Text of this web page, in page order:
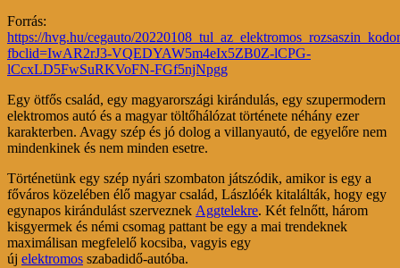
Forrás:
https://hvg.hu/cegauto/
fbclid=IwAR2rJ3-VQEDYAW5m4eIx5ZB0Z-lCPG-
lCcxLD5FwSuRKVoFN-FGf5njNpgg
Egy ötfős család, egy magyarországi kirándulás, egy szupermodern
elektromos autó és a magyar töltőhálózat története néhány ezer
karakterben. Avagy szép és jó dolog a villanyautó, de egyelőre nem
mindenkinek és nem minden esetre.
Történetünk egy szép nyári szombaton játszódik, amikor is egy a
főváros közelében élő magyar család, Lászlóék kitalálták, hogy egy
egynapos kirándulást szerveznek Aggtelekre. Két felnőtt, három
kisgyermek és némi csomag pattant be egy a mai trendeknek
maximálisan megfelelő kocsiba, vagyis egy
új elektromos szabadidő-autóba.